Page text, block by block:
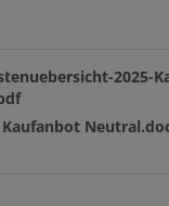
2025-